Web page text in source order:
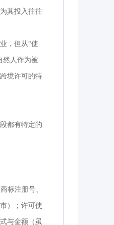
其投入往往
，但从“使
然人作为被
境许可的特
都有特定的
标注册号、
）；许可使
与金额（虽